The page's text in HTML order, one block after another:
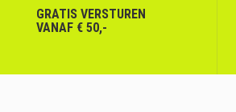
GRATIS VERSTUREN
VANAF € 50,-